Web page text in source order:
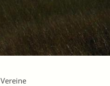
Vereine